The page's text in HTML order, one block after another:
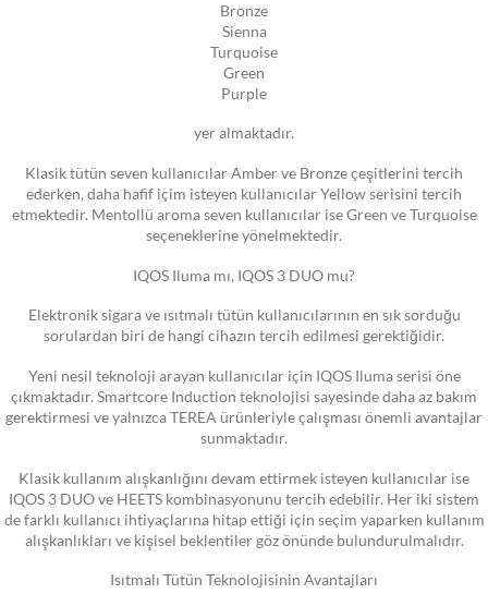
Bronze
Sienna
Turquoise
Green
Purple
yer almaktadır.
Klasik tütün seven kullanıcılar Amber ve Bronze çeşitlerini tercih
ederken, daha hafif içim isteyen kullanıcılar Yellow serisini tercih
etmektedir. Mentollü aroma seven kullanıcılar ise Green ve Turquoise
seçeneklerine yönelmektedir.
IQOS Iluma mı, IQOS 3 DUO mu?
Elektronik sigara ve ısıtmalı tütün kullanıcılarının en sık sorduğu
sorulardan biri de hangi cihazın tercih edilmesi gerektiğidir.
Yeni nesil teknoloji arayan kullanıcılar için IQOS Iluma serisi öne
çıkmaktadır. Smartcore Induction teknolojisi sayesinde daha az bakım
gerektirmesi ve yalnızca TEREA ürünleriyle çalışması önemli avantajlar
sunmaktadır.
Klasik kullanım alışkanlığını devam ettirmek isteyen kullanıcılar ise
IQOS 3 DUO ve HEETS kombinasyonunu tercih edebilir. Her iki sistem
de farklı kullanıcı ihtiyaçlarına hitap ettiği için seçim yaparken kullanım
alışkanlıkları ve kişisel beklentiler göz önünde bulundurulmalıdır.
Isıtmalı Tütün Teknolojisinin Avantajları